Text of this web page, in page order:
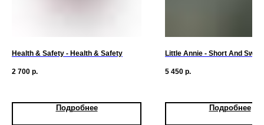
Health & Safety - Health & Safety
2 700 р.
Подробнее
Little Annie - Short And Sweet
5 450 р.
Подробнее